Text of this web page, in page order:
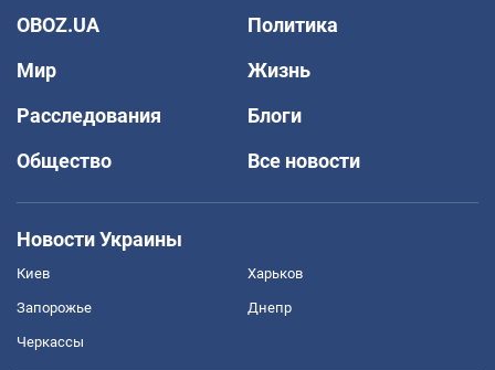
OBOZ.UA
Политика
Мир
Жизнь
Расследования
Блоги
Общество
Все новости
Новости Украины
Киев Харьков
Запорожье Днепр
Черкассы